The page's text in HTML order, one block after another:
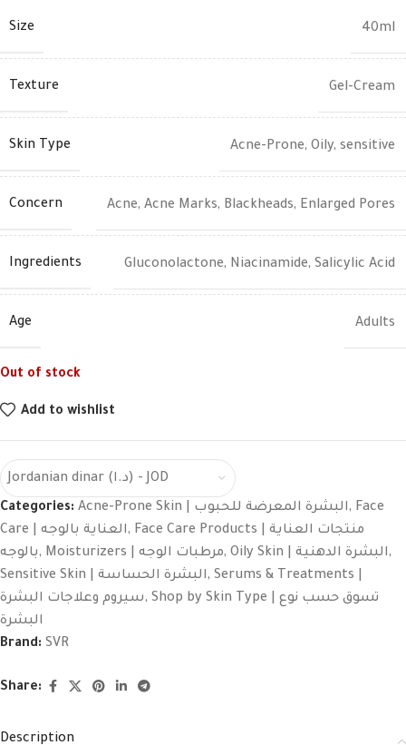
Size 40ml
Texture Gel-Cream
Skin Type Acne-Prone, Oily, sensitive
Concern Acne, Acne Marks, Blackheads, Enlarged Pores
Ingredients Gluconolactone, Niacinamide, Salicylic Acid
Age Adults
Out of stock
Add to wishlist
Jordanian dinar (د.ا) - JOD
Categories: Acne-Prone Skin | البشرة المعرضة للحبوب, Face
Care | العناية بالوجه, Face Care Products | منتجات العناية
بالوجه, Moisturizers | مرطبات الوجه, Oily Skin | البشرة الدهنية,
Sensitive Skin | البشرة الحساسة, Serums & Treatments |
سيروم وعلاجات البشرة, Shop by Skin Type | تسوق حسب نوع
البشرة
Brand: SVR
Share:
Description